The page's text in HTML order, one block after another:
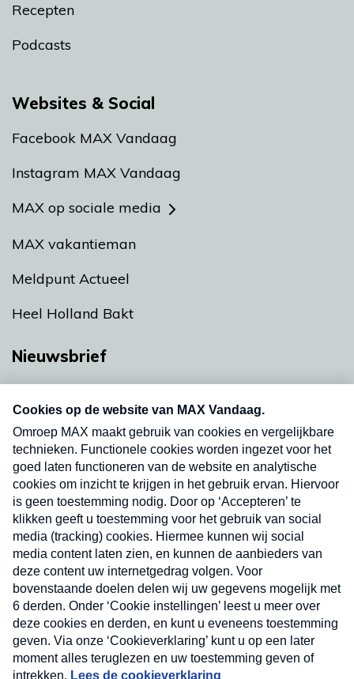
Recepten
Podcasts
Websites & Social
Facebook MAX Vandaag
Instagram MAX Vandaag
MAX op sociale media
MAX vakantieman
Meldpunt Actueel
Heel Holland Bakt
Nieuwsbrief
nieuwsbrief. Elke vrijdag- en dinsdagochtend in
uw mailbox.
Verzend
Nieuwsbrief
Neem hier een gratis abonnement op onze
nieuwsbrief. Elke vrijdag- en dinsdagochtend in uw